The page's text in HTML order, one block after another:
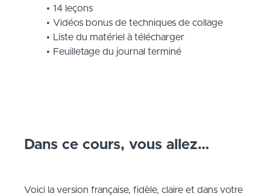
14 leçons
Vidéos bonus de techniques de collage
Liste du matériel à télécharger
Feuilletage du journal terminé
Dans ce cours, vous allez…
Voici la version française, fidèle, claire et dans votre